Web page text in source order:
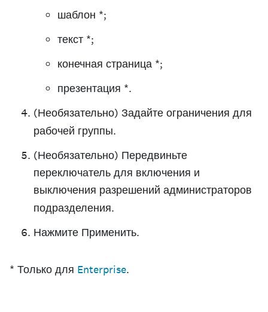
шаблон *;
текст *;
конечная страница *;
презентация *.
(Необязательно) Задайте ограничения для
рабочей группы.
(Необязательно) Передвиньте
переключатель для включения и
выключения разрешений администраторов
подразделения.
Нажмите Применить.
* Только для Enterprise.